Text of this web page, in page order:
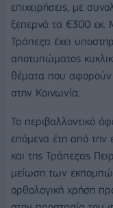
επιχειρήσεις, με
ξεπερνά τα €300
Τράπεζα έχει
αποτυπώματος
θέματα που
στην Κοινωνία.
Το περιβαλλοντικό
επόμενα έτη από
και της Τράπεζας
μείωση των
ορθολογική χρήση